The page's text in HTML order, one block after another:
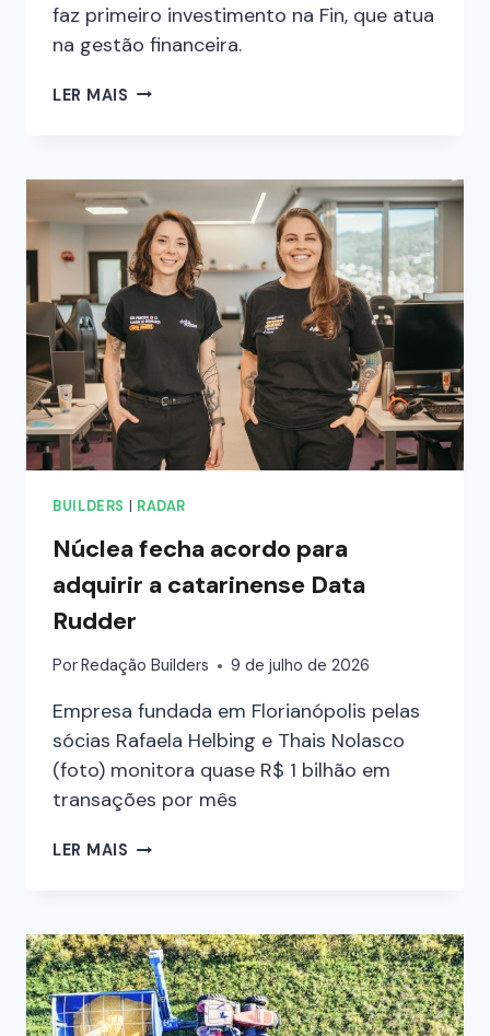
faz primeiro investimento na Fin, que atua
na gestão financeira.
LER MAIS
BUILDERS RADAR
Núclea fecha acordo para
adquirir a catarinense Data
Rudder
PorRedação Builders 9 de julho de 2026
Empresa fundada em Florianópolis pelas
sócias Rafaela Helbing e Thais Nolasco
(foto) monitora quase R$ 1 bilhão em
transações por mês
LER MAIS